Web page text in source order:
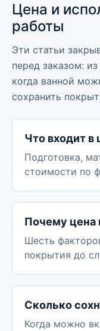
Цена и
работы
Эти статьи
перед заказом:
когда ванной
сохранить
Что входит в
Подготовка,
стоимости по
Почему цена
Шесть
покрытия до
Сколько
Когда можно